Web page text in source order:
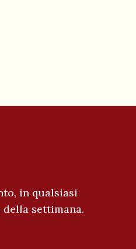
in qualsiasi
settimana.